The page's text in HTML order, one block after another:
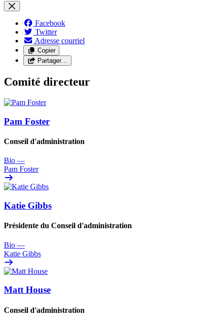
Facebook
Twitter
Adresse courriel
Copier
Partager…
Comité directeur
Pam Foster
Conseil d'administration
Bio —
Pam Foster
Katie Gibbs
Présidente du Conseil d'administration
Bio —
Katie Gibbs
Matt House
Conseil d'administration